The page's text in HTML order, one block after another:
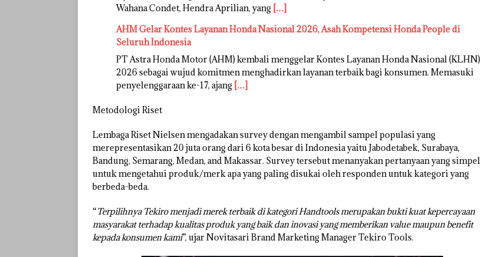
Wahana Condet, Hendra Aprilian, yang […]
AHM Gelar Kontes Layanan Honda Nasional 2026, Asah Kompetensi Honda People di
Seluruh Indonesia
PT Astra Honda Motor (AHM) kembali menggelar Kontes Layanan Honda Nasional (KLHN)
2026 sebagai wujud komitmen menghadirkan layanan terbaik bagi konsumen. Memasuki
penyelenggaraan ke-17, ajang […]
Metodologi Riset
Lembaga Riset Nielsen mengadakan survey dengan mengambil sampel populasi yang
merepresentasikan 20 juta orang dari 6 kota besar di Indonesia yaitu Jabodetabek, Surabaya,
Bandung, Semarang, Medan, and Makassar. Survey tersebut menanyakan pertanyaan yang simpel
untuk mengetahui produk/merk apa yang paling disukai oleh responden untuk kategori yang
berbeda-beda.
“Terpilihnya Tekiro menjadi merek terbaik di kategori Handtools merupakan bukti kuat kepercayaan
masyarakat terhadap kualitas produk yang baik dan inovasi yang memberikan value maupun benefit
kepada konsumen kami”, ujar Novitasari Brand Marketing Manager Tekiro Tools.